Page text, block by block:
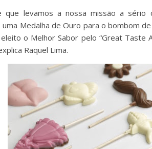
que levamos a nossa missão a sério
uma Medalha de Ouro para o bombom
o Melhor Sabor pelo “Great Taste
Raquel Lima.